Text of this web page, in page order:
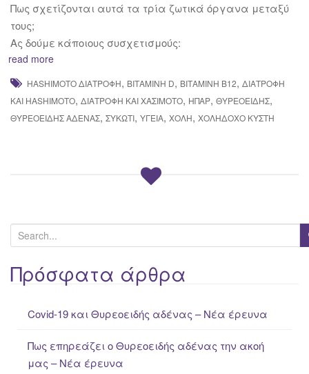
Πως σχετίζονται αυτά τα τρία ζωτικά όργανα μεταξύ
τους;
Ας δούμε κάποιους συσχετισμούς:
read more
HASHIMOTO ΔΙΑΤΡΟΦΉ, ΒΙΤΑΜΊΝΗ D, ΒΙΤΑΜΊΝΗ Β12, ΔΙΑΤΡΟΦΉ
ΚΑΙ HASHIMOTO, ΔΙΑΤΡΟΦΉ ΚΑΙ ΧΑΣΙΜΌΤΟ, ΉΠΑΡ, ΘΥΡΕΟΕΙΔΉΣ,
ΘΥΡΕΟΕΙΔΉΣ ΑΔΈΝΑΣ, ΣΥΚΏΤΙ, ΥΓΕΊΑ, ΧΟΛΉ, ΧΟΛΗΔΌΧΟ ΚΎΣΤΗ
e
a
rΠρόσφατα άρθρα
Covid-19 και Θυρεοειδής αδένας – Νέα έρευνα
Πως επηρεάζει ο Θυρεοειδής αδένας την ακοή
μας – Νέα έρευνα